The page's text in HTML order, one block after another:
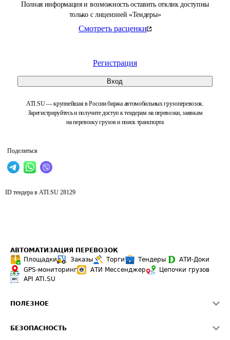
Полная информация и возможность оставить отклик доступны
только с лицензией «Тендеры»
Смотреть расценки
Регистрация
Вход
ATI.SU — крупнейшая в России биржа автомобильных грузоперевозок.
Зарегистрируйтесь и получите доступ к тендерам на перевозки, заявкам
на перевозку грузов и поиск транспорта
Поделиться
ID тендера в ATI.SU 28129
АВТОМАТИЗАЦИЯ ПЕРЕВОЗОК
Площадки
Заказы Торги Тендеры
АТИ-Доки
GPS-мониторинг
АТИ Мессенджер
Цепочки грузов
API ATI.SU
ПОЛЕЗНОЕ
БЕЗОПАСНОСТЬ